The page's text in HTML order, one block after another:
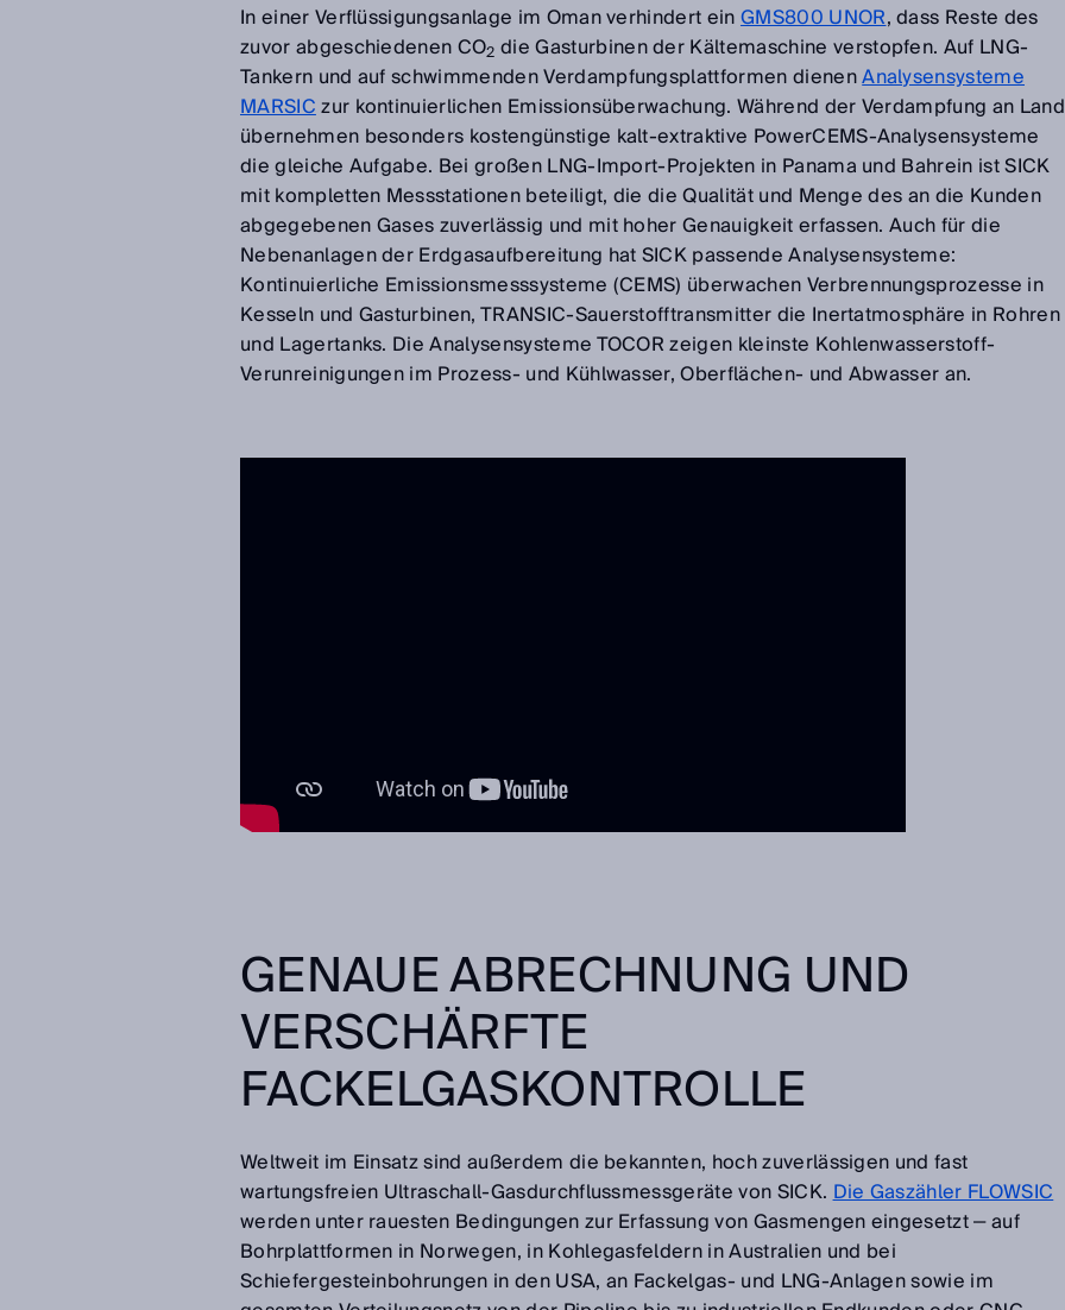
In einer Verflüssigungsanlage im Oman verhindert einGMS800 UNOR, dass Reste des
zuvor abgeschiedenen CO2 die Gasturbinen der Kältemaschine verstopfen. Auf LNG-
Tankern und auf schwimmenden Verdampfungsplattformen dienenAnalysensysteme
MARSICzur kontinuierlichen Emissionsüberwachung. Während der Verdampfung an Land
übernehmen besonders kostengünstige kalt-extraktive PowerCEMS-Analysensysteme
die gleiche Aufgabe. Bei großen LNG-Import-Projekten in Panama und Bahrein ist SICK
mit kompletten Messstationen beteiligt, die die Qualität und Menge des an die Kunden
abgegebenen Gases zuverlässig und mit hoher Genauigkeit erfassen. Auch für die
Nebenanlagen der Erdgasaufbereitung hat SICK passende Analysensysteme:
Kontinuierliche Emissionsmesssysteme (CEMS) überwachen Verbrennungsprozesse in
Kesseln und Gasturbinen, TRANSIC-Sauerstofftransmitter die Inertatmosphäre in Rohren
und Lagertanks. Die Analysensysteme TOCOR zeigen kleinste Kohlenwasserstoff-
Verunreinigungen im Prozess- und Kühlwasser, Oberflächen- und Abwasser an.
GENAUE ABRECHNUNG UND
VERSCHÄRFTE
FACKELGASKONTROLLE
Weltweit im Einsatz sind außerdem die bekannten, hoch zuverlässigen und fast
wartungsfreien Ultraschall-Gasdurchflussmessgeräte von SICK.Die Gaszähler FLOWSIC
werden unter rauesten Bedingungen zur Erfassung von Gasmengen eingesetzt ‒ auf
Bohrplattformen in Norwegen, in Kohlegasfeldern in Australien und bei
Schiefergesteinbohrungen in den USA, an Fackelgas- und LNG-Anlagen sowie im